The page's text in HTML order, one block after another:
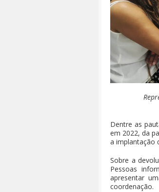
Dentre as
em 2022, da
a implantação
Sobre a
Pessoas
apresentar
coordenação.